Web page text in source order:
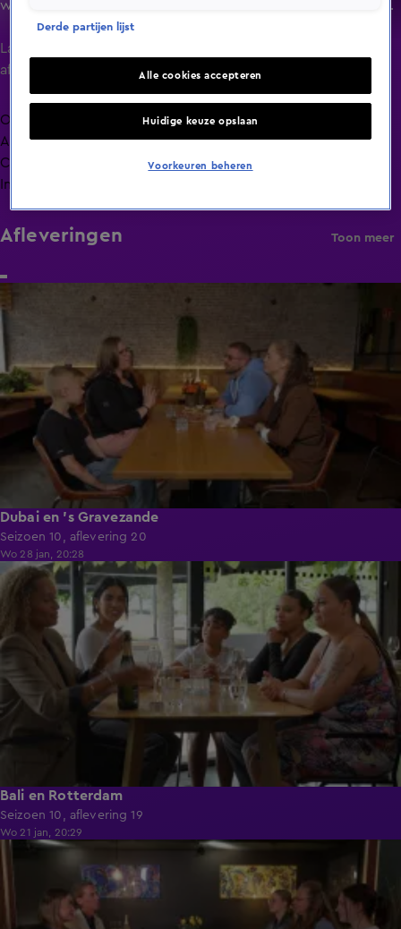
welstandniveau ruilen een week lang van huis, budget en
dagelijks leven. Maakt geld werkelijk gelukkig?
Laatste
aflevering
Overzicht
Afleveringen
Clips
Info
Afleveringen Toon meer
Dubai en 's Gravezande
Seizoen 10, aflevering 20
Wo 28 jan, 20:28
41:57
Bali en Rotterdam
Seizoen 10, aflevering 19
Wo 21 jan, 20:29
40:34
Derde partijen lijst
Alle cookies accepteren
Huidige keuze opslaan
Voorkeuren beheren